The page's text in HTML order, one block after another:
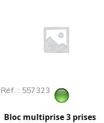
Réf. : 557323
Bloc multiprise 3 prises